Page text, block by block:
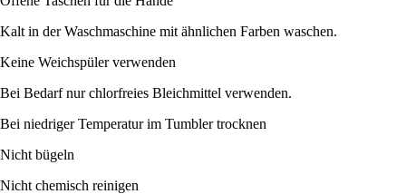
Kalt in der Waschmaschine mit ähnlichen Farben waschen.
Keine Weichspüler verwenden
Bei Bedarf nur chlorfreies Bleichmittel verwenden.
Bei niedriger Temperatur im Tumbler trocknen
Nicht bügeln
Nicht chemisch reinigen